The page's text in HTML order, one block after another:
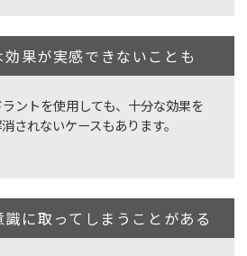
果が実感できないことも
ントを使用しても、十分な効果を
されないケースもあります。
に取ってしまうことがある